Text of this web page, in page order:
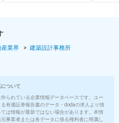
産業界
建築設計事務所
ついて
られている企業情報データベースです。ユー
有価証券報告書のデータ・dodaの求人より情
は情報が最新ではない場合があります。本情
事業者または各データに係る権利者に帰属し